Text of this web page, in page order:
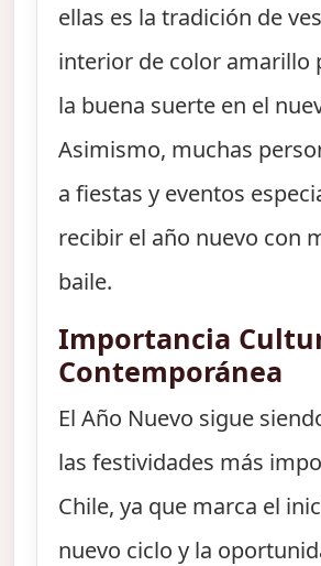
ellas es la tradición de
interior de color amarillo
la buena suerte en el
Asimismo, muchas
a fiestas y eventos
recibir el año nuevo con
baile.
Importancia
Contemporánea
El Año Nuevo sigue
las festividades más
Chile, ya que marca el
nuevo ciclo y la